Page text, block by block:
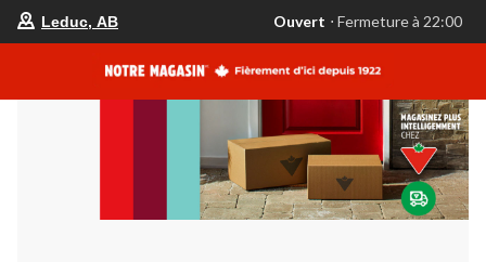
votre
est
AB,
Ouvert,
Fermeture
à
22:00
Leduc, AB Ouvert ⋅ Fermeture à 22:00